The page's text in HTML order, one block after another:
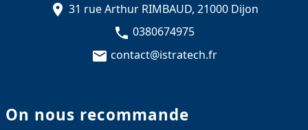
31 rue Arthur RIMBAUD, 21000 Dijon
0380674975
contact@istratech.fr
On nous recommande